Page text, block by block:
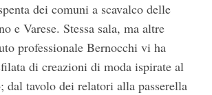
dei comuni a scavalco delle
e Varese. Stessa sala, ma altre
professionale Bernocchi vi ha
di creazioni di moda ispirate al
dal tavolo dei relatori alla passerella